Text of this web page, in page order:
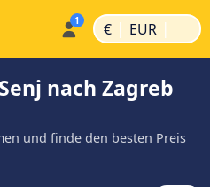
€ | EUR |
nach Zagreb
und finde den besten Preis